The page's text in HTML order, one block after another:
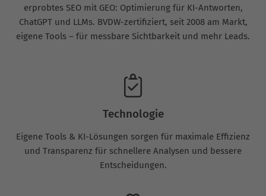
erprobtes SEO mit GEO: Optimierung für KI-Antworten,
ChatGPT und LLMs. BVDW-zertifiziert, seit 2008 am Markt,
eigene Tools – für messbare Sichtbarkeit und mehr Leads.
Technologie
Eigene Tools & KI-Lösungen sorgen für maximale Effizienz
und Transparenz für schnellere Analysen und bessere
Entscheidungen.